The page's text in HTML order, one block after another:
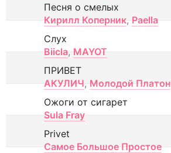
Песня о смелых
Кирилл Коперник, Paella
Слух
Biicla, MAYOT
ПРИВЕТ
АКУЛИЧ, Молодой Платон
Ожоги от сигарет
Sula Fray
Privet
Самое Большое Простое